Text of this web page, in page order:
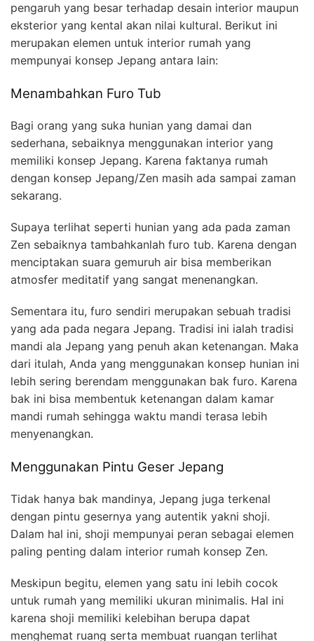
pengaruh yang besar terhadap desain interior maupun
eksterior yang kental akan nilai kultural. Berikut ini
merupakan elemen untuk interior rumah yang
mempunyai konsep Jepang antara lain:
Menambahkan Furo Tub
Bagi orang yang suka hunian yang damai dan
sederhana, sebaiknya menggunakan interior yang
memiliki konsep Jepang. Karena faktanya rumah
dengan konsep Jepang/Zen masih ada sampai zaman
sekarang.
Supaya terlihat seperti hunian yang ada pada zaman
Zen sebaiknya tambahkanlah furo tub. Karena dengan
menciptakan suara gemuruh air bisa memberikan
atmosfer meditatif yang sangat menenangkan.
Sementara itu, furo sendiri merupakan sebuah tradisi
yang ada pada negara Jepang. Tradisi ini ialah tradisi
mandi ala Jepang yang penuh akan ketenangan. Maka
dari itulah, Anda yang menggunakan konsep hunian ini
lebih sering berendam menggunakan bak furo. Karena
bak ini bisa membentuk ketenangan dalam kamar
mandi rumah sehingga waktu mandi terasa lebih
menyenangkan.
Menggunakan Pintu Geser Jepang
Tidak hanya bak mandinya, Jepang juga terkenal
dengan pintu gesernya yang autentik yakni shoji.
Dalam hal ini, shoji mempunyai peran sebagai elemen
paling penting dalam interior rumah konsep Zen.
Meskipun begitu, elemen yang satu ini lebih cocok
untuk rumah yang memiliki ukuran minimalis. Hal ini
karena shoji memiliki kelebihan berupa dapat
menghemat ruang serta membuat ruangan terlihat